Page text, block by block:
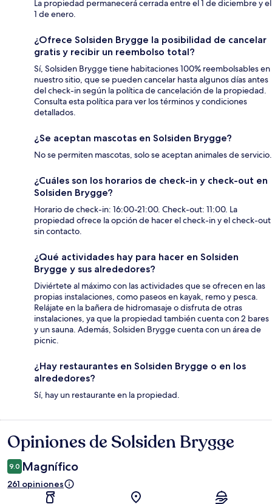
La propiedad permanecerá cerrada entre el 1 de diciembre y el
1 de enero.
¿Ofrece Solsiden Brygge la posibilidad de cancelar
gratis y recibir un reembolso total?
Sí, Solsiden Brygge tiene habitaciones 100% reembolsables en
nuestro sitio, que se pueden cancelar hasta algunos días antes
del check-in según la política de cancelación de la propiedad.
Consulta esta política para ver los términos y condiciones
detallados.
¿Se aceptan mascotas en Solsiden Brygge?
No se permiten mascotas, solo se aceptan animales de servicio.
¿Cuáles son los horarios de check-in y check-out en
Solsiden Brygge?
Horario de check-in: 16:00-21:00. Check-out: 11:00. La
propiedad ofrece la opción de hacer el check-in y el check-out
sin contacto.
¿Qué actividades hay para hacer en Solsiden
Brygge y sus alrededores?
Diviértete al máximo con las actividades que se ofrecen en las
propias instalaciones, como paseos en kayak, remo y pesca.
Relájate en la bañera de hidromasaje o disfruta de otras
instalaciones, ya que la propiedad también cuenta con 2 bares
y un sauna. Además, Solsiden Brygge cuenta con un área de
picnic.
¿Hay restaurantes en Solsiden Brygge o en los
alrededores?
Sí, hay un restaurante en la propiedad.
Opiniones
Opiniones de Solsiden Brygge
9.0 Magnífico
261 opiniones